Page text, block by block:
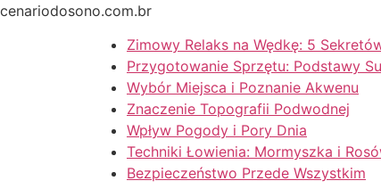
cenariodosono.com.brIr
o
conteúdo
Zimowy Relaks na Wędkę: 5
Przygotowanie Sprzętu: Podstawy
Wybór Miejsca i Poznanie Akwenu
Znaczenie Topografii Podwodnej
Wpływ Pogody i Pory Dnia
Techniki Łowienia: Mormyszka i
Bezpieczeństwo Przede Wszystkim